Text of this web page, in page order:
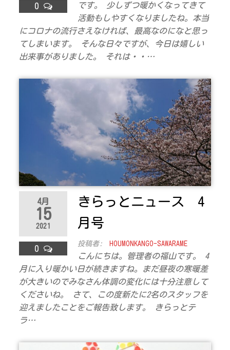
0
です。 少しずつ暖かくなってきて
活動もしやすくなりましたね。本当
にコロナの流行さえなければ、最高なのになと思っ
てしまいます。 そんな日々ですが、今日は嬉しい
出来事がありました。 それは・・…
4月
15
2021
0
きらっとニュース 4
月号
投稿者: HOUMONKANGO-SAWARAME
こんにちは。管理者の福山です。 4
月に入り暖かい日が続きますね。まだ昼夜の寒暖差
が大きいのでみなさん体調の変化には十分注意して
くださいね。 さて、この度新たに2名のスタッフを
迎えましたことをご報告致します。 きらっとテ
ラ…